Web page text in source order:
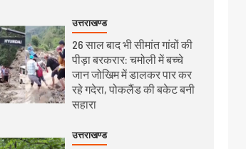
उत्तराखण्ड
26 साल बाद भी सीमांत गांवों की
पीड़ा बरकरार: चमोली में बच्चे
जान जोखिम में डालकर पार कर
रहे गदेरा, पोकलैंड की बकेट बनी
सहारा
उत्तराखण्ड